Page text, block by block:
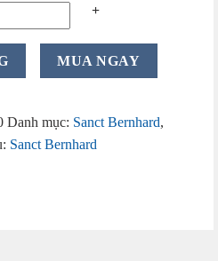
MUA NGAY
Danh mục: Sanct Bernhard,
Sanct Bernhard